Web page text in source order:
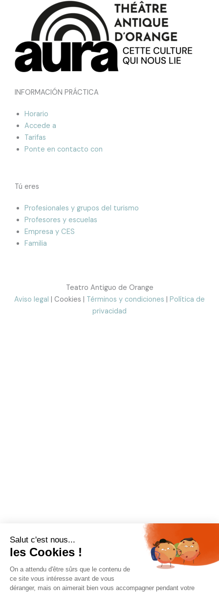
INFORMACIÓN PRÁCTICA
Horario
Accede a
Tarifas
Ponte en contacto con
Tú eres
Profesionales y grupos del turismo
Profesores y escuelas
Empresa y CES
Familia
Teatro Antiguo de Orange
Aviso legal | Cookies | Términos y condiciones
Política de
privacidad